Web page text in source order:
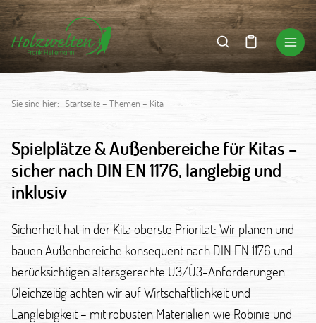
Sie sind hier: Startseite– Themen – Kita
Spielplätze & Außenbereiche für Kitas –
sicher nach DIN EN 1176, langlebig und
inklusiv
Sicherheit hat in der Kita oberste Priorität: Wir planen und
bauen Außenbereiche konsequent nach DIN EN 1176 und
berücksichtigen altersgerechte U3/Ü3-Anforderungen.
Gleichzeitig achten wir auf Wirtschaftlichkeit und
Langlebigkeit – mit robusten Materialien wie Robinie und